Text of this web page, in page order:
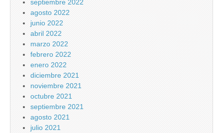
septiembre 2022
agosto 2022
junio 2022
abril 2022
marzo 2022
febrero 2022
enero 2022
diciembre 2021
noviembre 2021
octubre 2021
septiembre 2021
agosto 2021
julio 2021